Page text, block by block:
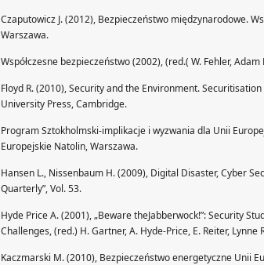
Czaputowicz J. (2012), Bezpieczeństwo międzynarodowe.
Warszawa.
Współczesne bezpieczeństwo (2002), (red.( W. Fehler, Adam
Floyd R. (2010), Security and the Environment.
University Press, Cambridge.
Program Sztokholmski-implikacje i wyzwania dla Unii
Europejskie Natolin, Warszawa.
Hansen L., Nissenbaum H. (2009), Digital Disaster, Cyber
Quarterly”, Vol. 53.
Hyde Price A. (2001), „Beware theJabberwock!”: Security
Challenges, (red.) H. Gartner, A. Hyde-Price, E. Reiter, Lynne
Kaczmarski M. (2010), Bezpieczeństwo energetyczne Unii